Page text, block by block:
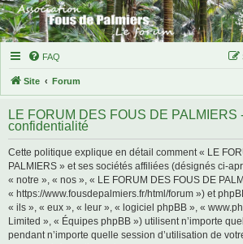
FAQ
Site Forum
LE FORUM DES FOUS DE PALMIERS
confidentialité
Cette politique explique en détail comment « LE
PALMIERS » et ses sociétés affiliées (désignés ci-
« notre », « nos », « LE FORUM DES FOUS DE
« https://www.fousdepalmiers.fr/html/forum ») et
« ils », « eux », « leur », « logiciel phpBB », «
Limited », « Équipes phpBB ») utilisent n’importe
pendant n’importe quelle session d’utilisation de